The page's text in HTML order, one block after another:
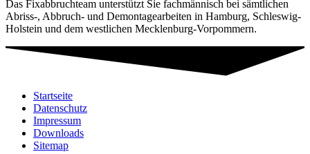
Das Fixabbruchteam unterstützt Sie fachmännisch bei sämtlichen
Abriss-, Abbruch- und Demontagearbeiten in Hamburg, Schleswig-
Holstein und dem westlichen Mecklenburg-Vorpommern.
Startseite
Datenschutz
Impressum
Downloads
Sitemap